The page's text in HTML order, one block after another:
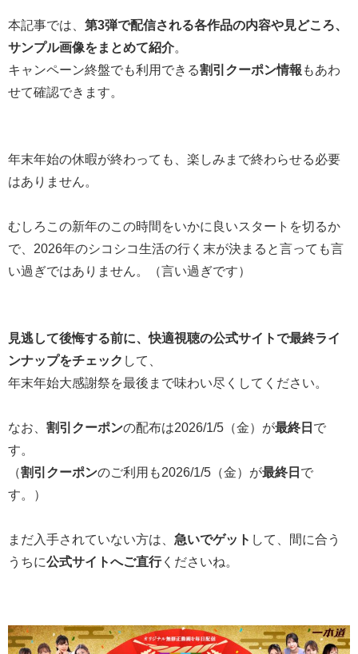
本記事では、 第3弾で配信される各作品の内容や見どころ、
サンプル画像をまとめて紹介
キャンペーン終盤でも利用できる割引クーポン情報 もあわ
せて確認できます。
年末年始の休暇が終わっても、楽しみまで終わらせる必要
はありません。
むしろこの新年のこの時間をいかに良いスタートを切るか
で、2026年のシコシコ生活の行く末が決まると言っても言
い過ぎではありません。（言い過ぎです）
見逃して後悔する前に、快適視聴の公式サイトで最終ライ
ンナップをチェック して、
年末年始大感謝祭を最後まで味わい尽くしてください。
なお、 割引クーポンの配布は2026/1/5（金）が最終日 で
す。
（割引クーポンのご利用も2026/1/5（金）が最終日 で
す。）
まだ入手されていない方は、 急いでゲット して、間に合う
うちに公式サイトへご直行くださいね。